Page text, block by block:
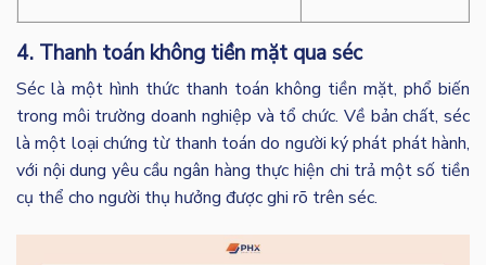
4. Thanh toán không tiền mặt qua séc
Séc là một hình thức thanh toán không tiền mặt, phổ biến
trong môi trường doanh nghiệp và tổ chức. Về bản chất, séc
là một loại chứng từ thanh toán do người ký phát phát hành,
với nội dung yêu cầu ngân hàng thực hiện chi trả một số tiền
cụ thể cho người thụ hưởng được ghi rõ trên séc.